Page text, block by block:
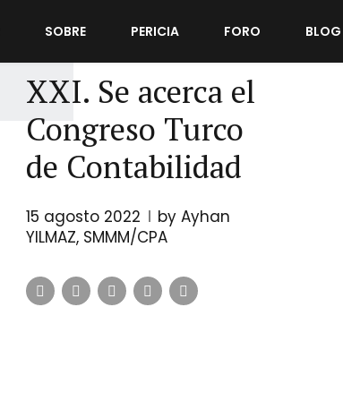
SOBRE PERICIA FORO BLOG
XXI. Se acerca el
Congreso Turco
de Contabilidad
15 agosto 2022
by Ayhan
YILMAZ, SMMM/CPA